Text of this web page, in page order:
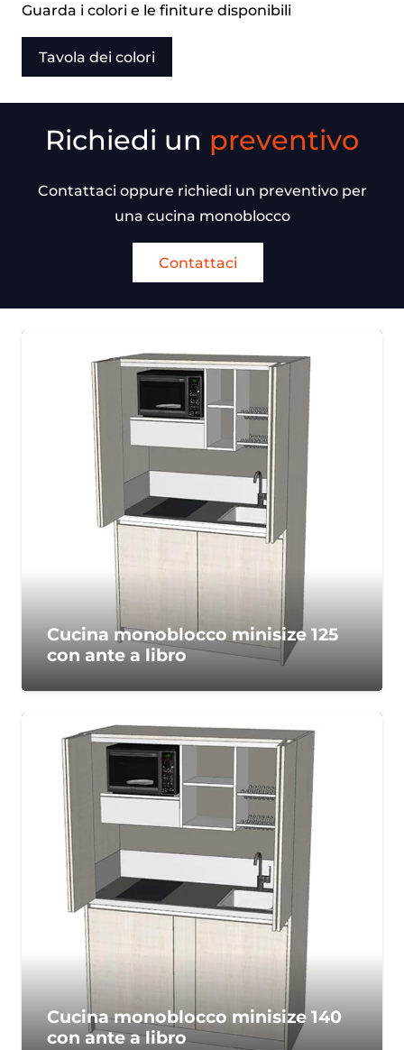
Guarda i colori e le finiture disponibili
Tavola dei colori
Richiedi un preventivo
Contattaci oppure richiedi un preventivo per
una cucina monoblocco
Contattaci
Cucina monoblocco minisize 125
con ante a libro
Cucina monoblocco minisize 140
con ante a libro